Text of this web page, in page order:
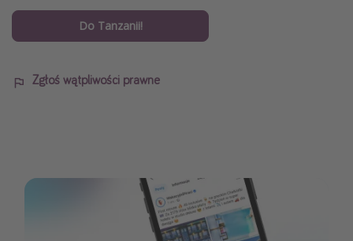
Do Tanzanii!
Zgłoś wątpliwości prawne